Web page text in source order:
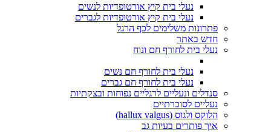
נעלי בית קיץ אורטופדיות לנשים
נעלי בית קיץ אורטופדיות לגברים
פתרונות משלימים לכף הרגל
חדש באתר
נעלי בית לחורף חם ונוח
נעלי בית לחורף חם נשים
נעלי בית לחורף חם גברים
סנדלים ונעליים לרגליים נפוחות ובצקתיות
נעליים לסוכרתיים
הלוקס ולגוס (hallux valgus)
איך פותרים בעיות גב